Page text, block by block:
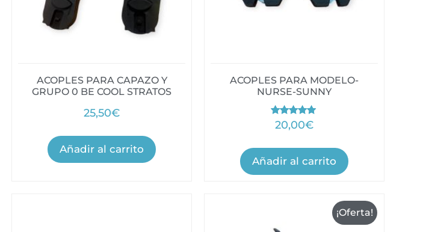
ACOPLES PARA CAPAZO Y
GRUPO 0 BE COOL STRATOS
25,50€
Añadir al carrito
ACOPLES PARA MODELO-
NURSE-SUNNY
Valorado
con
de 5
20,00€
Añadir al carrito
¡Oferta!